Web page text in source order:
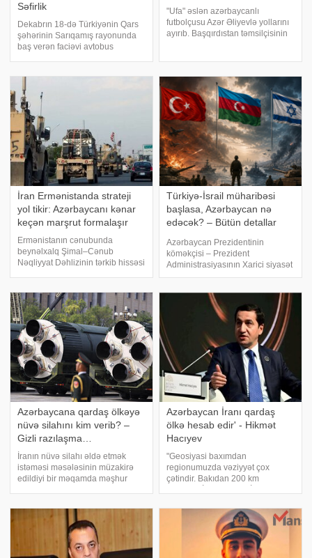
Səfirlik
Dekabrın 18-də Türkiyənin Qars
şəhərinin Sarıqamış rayonunda
baş verən faciəvi avtobus
barədə Azərbaycanın Türkiyədəki
Səfirliyi tvite
"Ufa" əslən azərbaycanlı
futbolçusu Azər Əliyevlə yollarını
ayırıb. Başqırdıstan təmsilçisinin
əsasında xitam verilib
İran Ermənistanda strateji
yol tikir: Azərbaycanı kənar
keçən marşrut formalaşır
Ermənistanın cənubunda
beynəlxalq Şimal–Cənub
Nəqliyyat Dəhlizinin tərkib hissəsi
tikintisi davam edir.
KONKRET.azbakupost-a
istinadən xəbər verir ki, bu barəd
Türkiyə-İsrail müharibəsi
başlasa, Azərbaycan nə
edəcək? – Bütün detallar
Azərbaycan Prezidentinin
köməkçisi – Prezident
Administrasiyasının Xarici siyasət
məsələləri şöbəsinin müdiri
Global"a verdiyi açıqlama son
illərdə Türkiyə cəmiyyətinin
müəyyən kəsimlərind
Azərbaycana qardaş ölkəyə
nüvə silahını kim verib? –
Gizli razılaşma…
İranın nüvə silahı əldə etmək
istəməsi məsələsinin müzakirə
edildiyi bir məqamda məşhur
Faysal ibn Əbdüləziz Əl Səud
Pakistanın nüvə silahı proqramın
Azərbaycan İranı qardaş
ölkə hesab edir' - Hikmət
Hacıyev
"Geosiyasi baxımdan
regionumuzda vəziyyət çox
çətindir. Bakıdan 200 km
şimalda isə Rusiya-Ukrayna
müharibəsi davam edir". APA-ya
istinadən xəbər veri